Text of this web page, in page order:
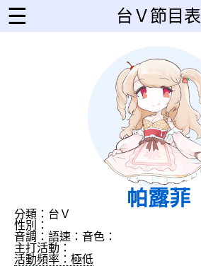
☰ 台Ｖ節目表
帕露菲
分類：台Ｖ
性別：
音調： 語速： 音色：
主打活動：
活動頻率：極低